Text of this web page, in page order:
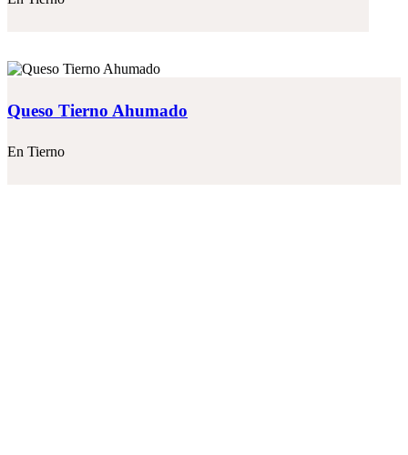
Queso Tierno Ahumado
En Tierno